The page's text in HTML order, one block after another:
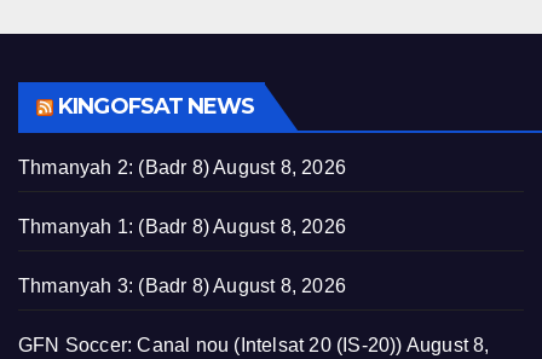
KINGOFSAT NEWS
Thmanyah 2: (Badr 8)August 8, 2026
Thmanyah 1: (Badr 8)August 8, 2026
Thmanyah 3: (Badr 8)August 8, 2026
GFN Soccer: Canal nou (Intelsat 20 (IS-20)) August 8,